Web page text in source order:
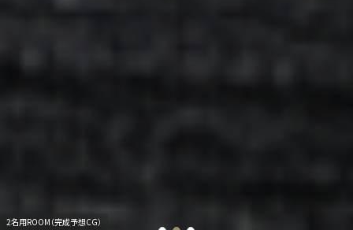
共用ラウンジ（完成予想CG）
2名用ROOM（完成予想CG）
1名用ROOM（完成予想CG）